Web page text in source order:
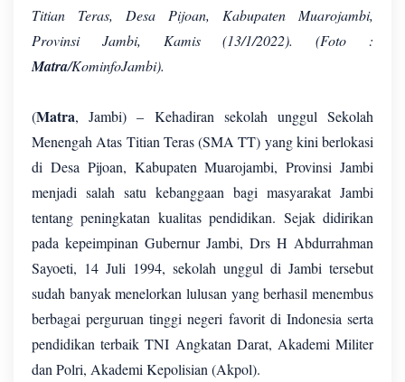
Titian Teras, Desa Pijoan, Kabupaten Muarojambi,
Provinsi Jambi, Kamis (13/1/2022). (Foto :
Matra/KominfoJambi).
(Matra, Jambi) – Kehadiran sekolah unggul Sekolah
Menengah Atas Titian Teras (SMA TT) yang kini berlokasi
di Desa Pijoan, Kabupaten Muarojambi, Provinsi Jambi
menjadi salah satu kebanggaan bagi masyarakat Jambi
tentang peningkatan kualitas pendidikan. Sejak didirikan
pada kepeimpinan Gubernur Jambi, Drs H Abdurrahman
Sayoeti, 14 Juli 1994, sekolah unggul di Jambi tersebut
sudah banyak menelorkan lulusan yang berhasil menembus
berbagai perguruan tinggi negeri favorit di Indonesia serta
pendidikan terbaik TNI Angkatan Darat, Akademi Militer
dan Polri, Akademi Kepolisian (Akpol).